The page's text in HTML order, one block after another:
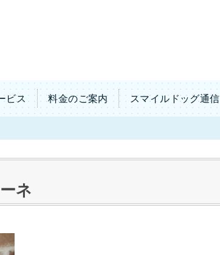
ビス 料金のご案内 スマイルドッグ通信
ネ